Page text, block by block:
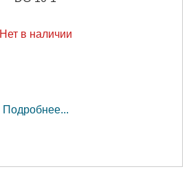
Нет в наличии
Подробнее...